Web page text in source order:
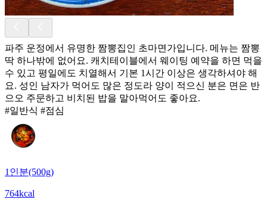
파주 운정에서 유명한 짬뽕집인 초마면가입니다. 메뉴는 짬뽕
딱 하나밖에 없어요. 캐치테이블에서 웨이팅 예약을 하면 먹을
수 있고 평일에도 치열해서 기본 1시간 이상은 생각하셔야 해
요. 성인 남자가 먹어도 많은 정도라 양이 적으신 분은 면은 반
으오 주문하고 비치된 밥을 말아먹어도 좋아요.
#일반식 #점심
1인분(500g)
764kcal